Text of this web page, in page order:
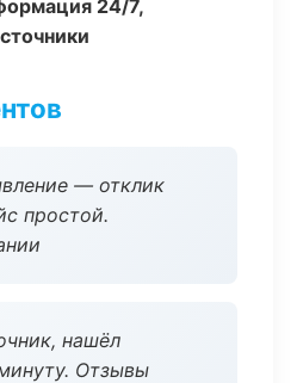
24/7,
— отклик
простой.
нашёл
Отзывы